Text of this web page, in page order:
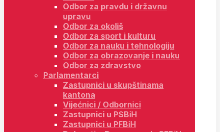
Odbor za pravdu i državnu
upravu
Odbor za okoliš
Odbor za sport i kulturu
Odbor za nauku i tehnologiju
Odbor za obrazovanje i nauku
Odbor za zdravstvo
Parlamentarci
Zastupnici u skupštinama
kantona
Vijećnici / Odbornici
Zastupnici u PSBiH
Zastupnici u PFBiH